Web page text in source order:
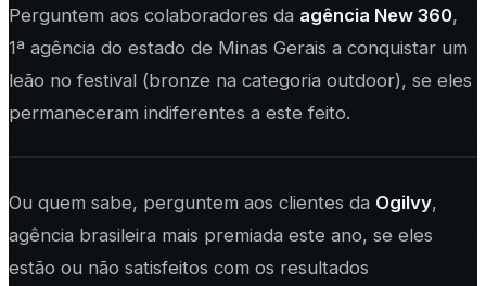
Perguntem aos colaboradores da agência New 360,
1ª agência do estado de Minas Gerais a conquistar um
leão no festival (bronze na categoria outdoor), se eles
permaneceram indiferentes a este feito.
Ou quem sabe, perguntem aos clientes da Ogilvy,
agência brasileira mais premiada este ano, se eles
estão ou não satisfeitos com os resultados